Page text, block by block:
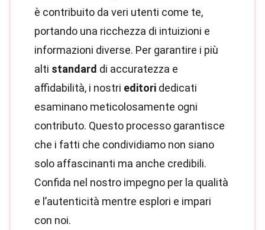
è contribuito da veri utenti come te,
portando una ricchezza di intuizioni e
informazioni diverse. Per garantire i più
alti standard di accuratezza e
affidabilità, i nostri editori dedicati
esaminano meticolosamente ogni
contributo. Questo processo garantisce
che i fatti che condividiamo non siano
solo affascinanti ma anche credibili.
Confida nel nostro impegno per la qualità
e l’autenticità mentre esplori e impari
con noi.